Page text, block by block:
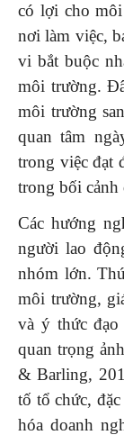
có lợi cho
nơi làm việc,
vi bắt buộc
môi trường.
môi trường
quan tâm
trong việc đạt
trong bối cảnh
Các hướng
người lao
nhóm lớn.
môi trường,
và ý thức
quan trọng
& Barling,
tố tổ chức,
hóa doanh